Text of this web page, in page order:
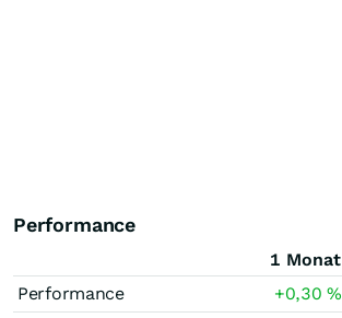
Performance
1 Monat
Performance
+0,30%